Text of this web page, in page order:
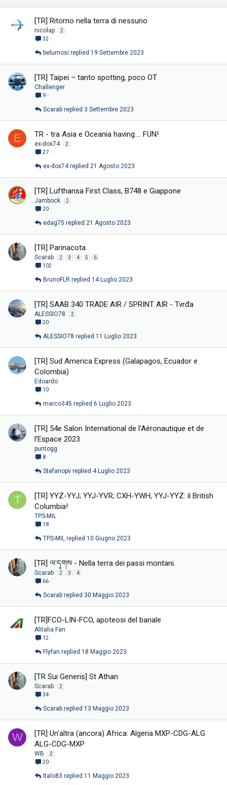
[TR] Ritorno nella terra di nessuno
nicolap 2
32
19 Settembre 2023
belumosi
[TR] Taipei – tanto spotting, poco OT
Challenger
9
3 Settembre 2023
Scarab
E TR - tra Asia e Oceania having.... FUN!
ex-dox74 2
27
21 Agosto 2023
ex-dox74
[TR] Lufthansa First Class, B748 e Giappone
Jambock 2
20
21 Agosto 2023
edag75
[TR] Parinacota.
Scarab 2 3 4 5 6
102
14 Luglio 2023
BrunoFLR
[TR] SAAB 340 TRADE AIR / SPRINT AIR - Tvrđa
ALESSIO78 2
20
11 Luglio 2023
ALESSIO78
[TR] Sud America Express (Galapagos, Ecuador e
Colombia)
Edoardo
10
6 Luglio 2023
marco345
[TR] 54e Salon International de l'Aéronautique et de
l'Espace 2023
puntogg
8
4 Luglio 2023
Stefanopv
T
[TR] YYZ-YYJ; YYJ-YVR; CXH-YWH; YYJ-YYZ: il British
Columbia!
TPS-MIL
18
10 Giugno 2023
TPS-MIL
[TR] ལ་དྭགས - Nella terra dei passi montani.
Scarab 2 3 4
66
30 Maggio 2023
Scarab
[TR]FCO-LIN-FCO, apoteosi del banale
Alitalia Fan
12
18 Maggio 2023
Flyfan
[TR Sui Generis] St Athan
Scarab 2
34
13 Maggio 2023
Scarab
W
[TR] Un'altra (ancora) Africa: Algeria MXP-CDG-ALG
ALG-CDG-MXP
WB 2
20
11 Maggio 2023
Italo83